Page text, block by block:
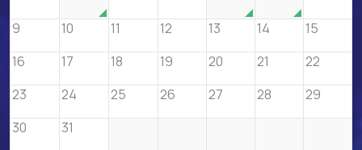
9
10 11 12 13 14
15
16
17 18 19 20 21
22
23
24 25 26 27 28
29
30
31